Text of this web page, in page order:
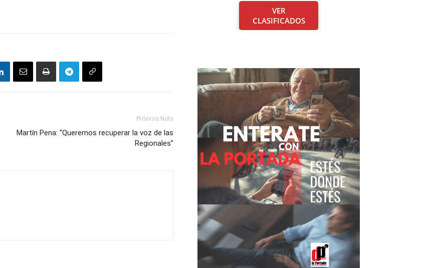
Próxima Nota
Martín Pena: “Queremos recuperar la voz de las
Regionales”
VER
CLASIFICADOS